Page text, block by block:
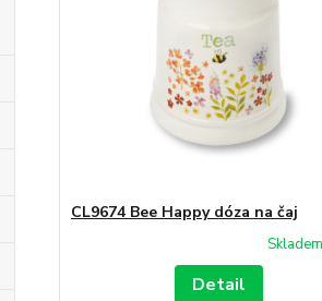
CL9674 Bee Happy dóza na čaj
Detail